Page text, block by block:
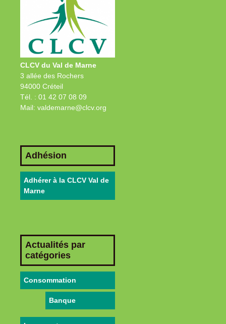
CLCV du Val de Marne
3 allée des Rochers
94000 Créteil
Tél. : 01 42 07 08 09
Mail: valdemarne@clcv.org
Adhésion
Adhérer à la CLCV Val de
Marne
Actualités par
catégories
Consommation
Banque